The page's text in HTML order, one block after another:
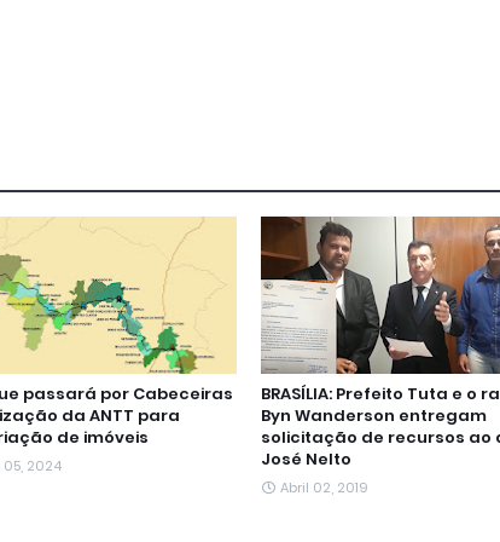
passará por Cabeceiras
da ANTT para
de imóveis
05, 2024
BRASÍLIA: Prefeito Tuta e o
Byn Wanderson entregam
solicitação de recursos ao
José Nelto
Abril 02, 2019